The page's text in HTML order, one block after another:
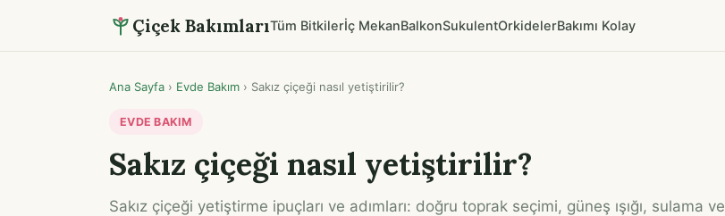
Çiçek BakımlarıTüm Bitkilerİç MekanBalkonSukulentOrkidelerBakımı Kolay
Ana Sayfa › Evde Bakım › Sakız çiçeği nasıl yetiştirilir?
EVDE BAKIM
Sakız çiçeği nasıl yetiştirilir?
Sakız çiçeği yetiştirme ipuçları ve adımları: doğru toprak seçimi, güneş ışığı, sulama ve